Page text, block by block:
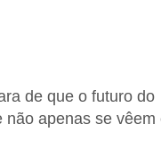
de que o futuro do
não apenas se vêem